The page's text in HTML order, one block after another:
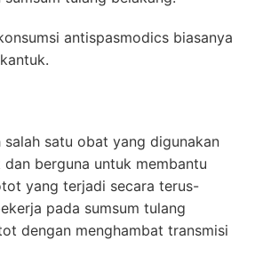
antispasmodics biasanya
satu obat yang digunakan
berguna untuk membantu
yang terjadi secara terus-
pada sumsum tulang
dengan menghambat transmisi